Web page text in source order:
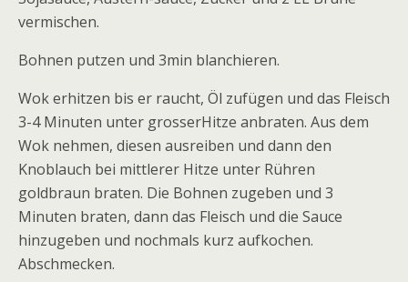
vermischen.
Bohnen putzen und 3min blanchieren.
Wok erhitzen bis er raucht, Öl zufügen und das Fleisch
3-4 Minuten unter grosserHitze anbraten. Aus dem
Wok nehmen, diesen ausreiben und dann den
Knoblauch bei mittlerer Hitze unter Rühren
goldbraun braten. Die Bohnen zugeben und 3
Minuten braten, dann das Fleisch und die Sauce
hinzugeben und nochmals kurz aufkochen.
Abschmecken.